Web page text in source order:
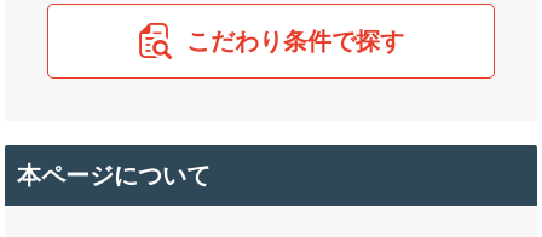
こだわり条件で探す
本ページについて